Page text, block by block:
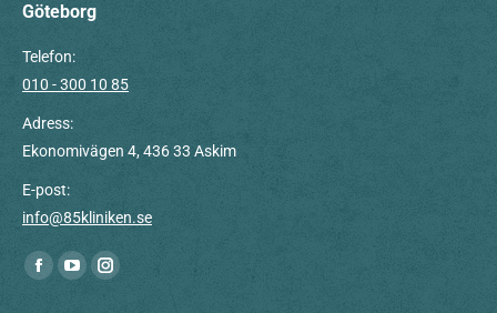
Göteborg
Telefon:
010 - 300 10 85
Adress:
Ekonomivägen 4, 436 33 Askim
E-post:
info@85kliniken.se
Du hittar oss på:
Facebook
YouTubeInstagram